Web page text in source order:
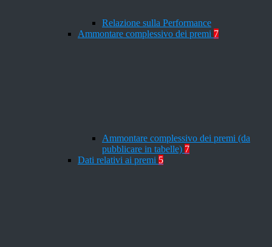
Relazione sulla Performance
Ammontare complessivo dei premi 7
Ammontare complessivo dei premi (da
pubblicare in tabelle) 7
Dati relativi ai premi 5